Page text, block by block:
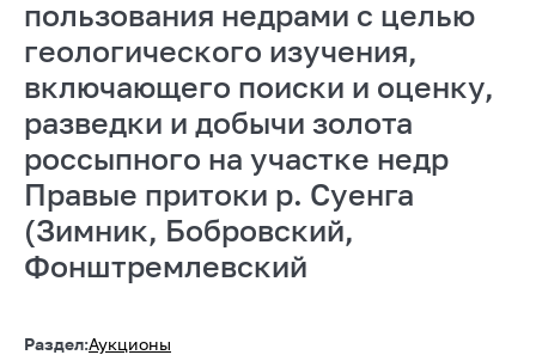
пользования недрами с целью
геологического изучения,
включающего поиски и оценку,
разведки и добычи золота
россыпного на участке недр
Правые притоки р. Суенга
(Зимник, Бобровский,
Фонштремлевский
Раздел:Аукционы